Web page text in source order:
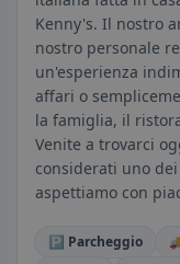
Kenny's. Il nostro
nostro personale
un'esperienza
affari o
la famiglia, il
Venite a trovarci
considerati uno
aspettiamo con
🅿️ Parcheggio